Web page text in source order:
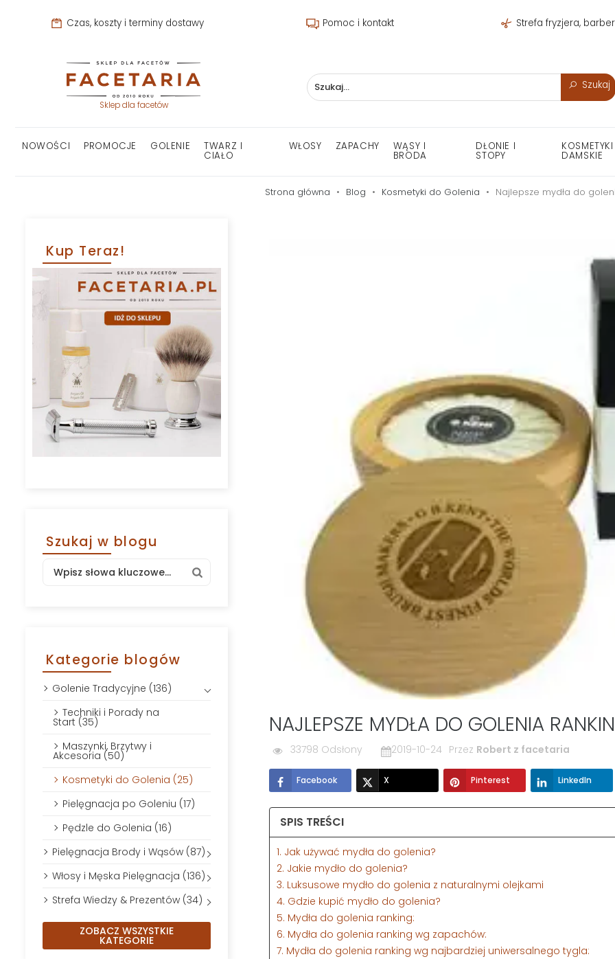
Czas, koszty i terminy dostawy Pomoc i kontakt Strefa fryzjera,
Sklep dla facetów
Szukaj
NOWOŚCI PROMOCJE GOLENIE TWARZ I
CIAŁO
WŁOSY ZAPACHY WĄSY I
BRODA
DŁONIE I
STOPY
KOSMETYKI
DAMSKIE
Strona główna Blog Kosmetyki do Golenia Najlepsze mydła do
Kup Teraz!
Szukaj w blogu
Kategorie blogów
Golenie Tradycyjne (136)
Techniki i Porady na
Start (35)
Maszynki, Brzytwy i
Akcesoria (50)
Kosmetyki do Golenia (25)
Pielęgnacja po Goleniu (17)
Pędzle do Golenia (16)
Pielęgnacja Brody i Wąsów (87)
Włosy i Męska Pielęgnacja (136)
Strefa Wiedzy & Prezentów (34)
ZOBACZ WSZYSTKIE
KATEGORIE
NAJLEPSZE MYDŁA DO GOLENIA
33798 Odsłony 2019-10-24 Przez Robert z facetaria
Facebook X Pinterest LinkedIn
SPIS TREŚCI
1. Jak używać mydła do golenia?
2. Jakie mydło do golenia?
3. Luksusowe mydło do golenia z naturalnymi olejkami
4. Gdzie kupić mydło do golenia?
5. Mydła do golenia ranking:
6. Mydła do golenia ranking wg zapachów:
7. Mydła do golenia ranking wg najbardziej uniwersalnego tygla: